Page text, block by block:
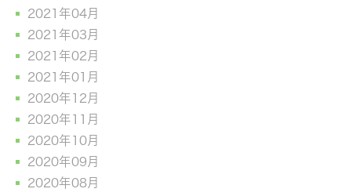
2021年04月
2021年03月
2021年02月
2021年01月
2020年12月
2020年11月
2020年10月
2020年09月
2020年08月